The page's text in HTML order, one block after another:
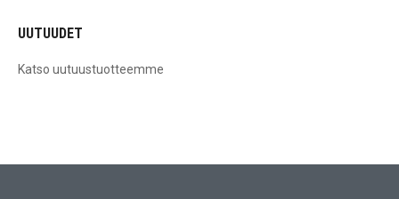
UUTUUDET
Katso uutuustuotteemme